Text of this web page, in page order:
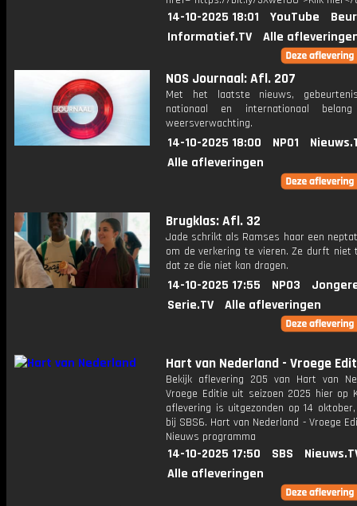
14-10-2025 18:01 YouTube
Informatief.TV
Alle
NOS Journaal: Afl. 207
Met het laatste nieuws,
nationaal en internationaal
weersverwachting.
14-10-2025 18:00 NPO1
Alle afleveringen
Brugklas: Afl. 32
Jade schrikt als Ramses haar een
om de verkering te vieren. Ze durft niet
dat ze die niet kan dragen.
14-10-2025 17:55 NPO3
Serie.TV
Alle afleveringen
Hart van Nederland - Vroege
Bekijk aflevering 205 van Hart van
Vroege Editie uit seizoen 2025 hier op
aflevering is uitgezonden op 14 oktober,
bij SBS6. Hart van Nederland - Vroege
Nieuws programma
14-10-2025 17:50 SBS
Alle afleveringen